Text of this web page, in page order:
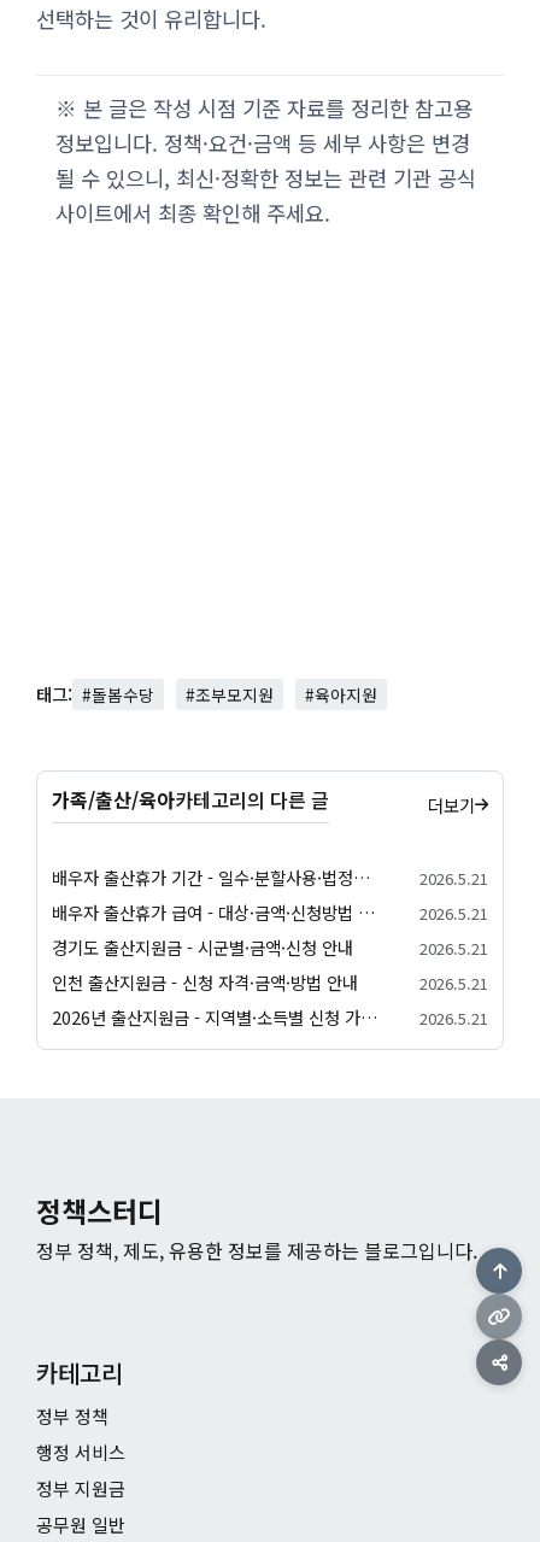
선택하는 것이 유리합니다.
※ 본 글은 작성 시점 기준 자료를 정리한 참고용
정보입니다. 정책·요건·금액 등 세부 사항은 변경
될 수 있으니, 최신·정확한 정보는 관련 기관 공식
사이트에서 최종 확인해 주세요.
태그: #돌봄수당 #조부모지원 #육아지원
가족/출산/육아카테고리의 다른 글 더보기
배우자 출산휴가 기간 - 일수·분할사용·법정기준 안내 2026.5.21
배우자 출산휴가 급여 - 대상·금액·신청방법 정리 2026.5.21
경기도 출산지원금 - 시군별·금액·신청 안내 2026.5.21
인천 출산지원금 - 신청 자격·금액·방법 안내 2026.5.21
2026년 출산지원금 - 지역별·소득별 신청 가이드 2026.5.21
정책스터디
정부 정책, 제도, 유용한 정보를 제공하는 블로그입니다.
카테고리
정부 정책
행정 서비스
정부 지원금
공무원 일반